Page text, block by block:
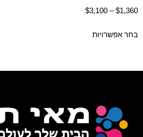
$1,360
–
$3,100
בחר אפשרויות